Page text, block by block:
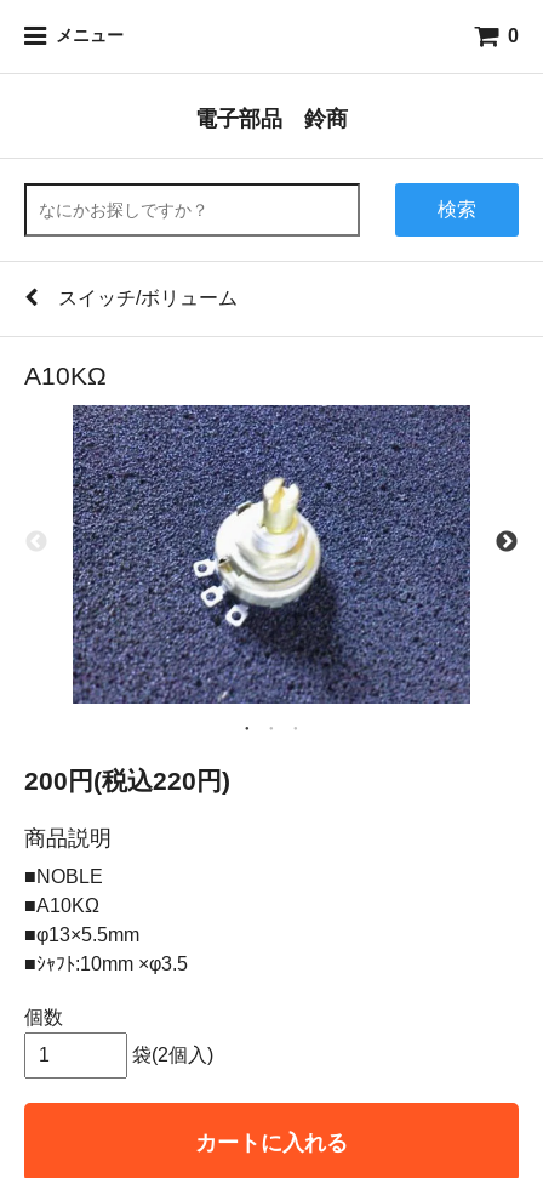
メニュー 0
電子部品 鈴商
検索
スイッチ/ボリューム
A10KΩ
200円(税込220円)
商品説明
■NOBLE
■A10KΩ
■φ13×5.5mm
■ｼｬﾌﾄ:10mm ×φ3.5
個数
袋(2個入)
カートに入れる